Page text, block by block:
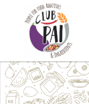
Skip to content